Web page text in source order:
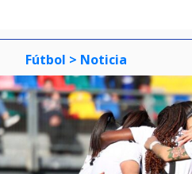
Fútbol > Noticia